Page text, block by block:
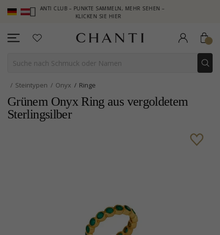
CHANTI CLUB – PUNKTE SAMMELN, MEHR SEHEN –
KLICKEN SIE HIER
Steintypen Onyx Ringe
Grünem Onyx Ring aus vergoldetem
Sterlingsilber